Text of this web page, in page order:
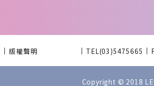
版權聲明 TEL(03)5475665
Copyright © 2018